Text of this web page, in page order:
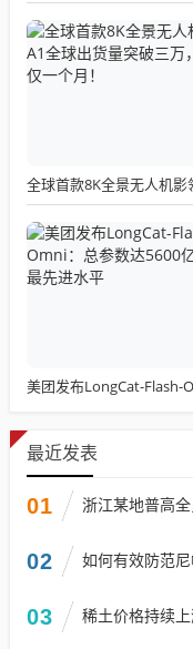
最近发表
01 浙江某地普高
02 如何有效防范
03 稀土价格持续